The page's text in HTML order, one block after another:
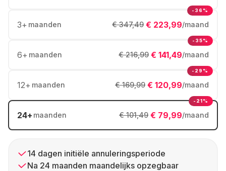
3+ maanden € 223,99/maand
€ 347,49
-36%
6+ maanden € 141,49/maand
€ 216,99
-35%
12+ maanden € 120,99/maand
€ 169,99
-29%
24+ maanden € 79,99/maand
€ 101,49
-21%
14 dagen initiële annuleringsperiode
Na 24 maanden maandelijks opzegbaar